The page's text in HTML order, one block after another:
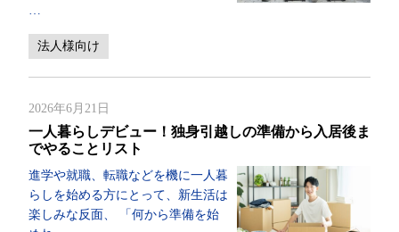
…
法人様向け
2026年6月21日
一人暮らしデビュー！独身引越しの準備から入居後ま
でやることリスト
進学や就職、転職などを機に一人暮
らしを始める方にとって、新生活は
楽しみな反面、 「何から準備を始